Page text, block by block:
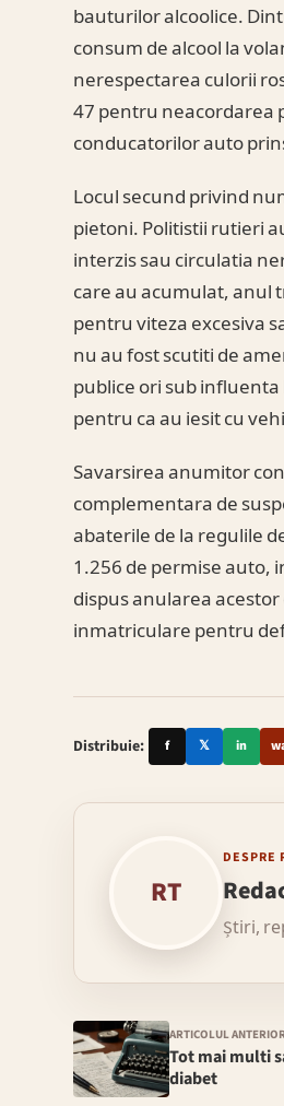
bauturilor alcoolice.
consum de alcool la
nerespectarea culorii
47 pentru neacordarea
conducatorilor auto
Locul secund privind
pietoni. Politistii rutieri
interzis sau circulatia
care au acumulat, anul
pentru viteza excesiva
nu au fost scutiti de
publice ori sub
pentru ca au iesit cu
Savarsirea anumitor
complementara de
abaterile de la regulile
1.256 de permise auto,
dispus anularea
inmatriculare pentru
Distribuie: f 𝕏 in
RT
DESPRE
Știri,
ARTICOLUL
Tot mai multi
diabet